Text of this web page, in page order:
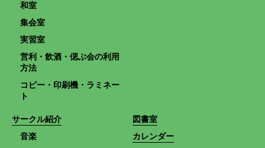
和室
集会室
実習室
営利・飲酒・偲ぶ会の利用
方法
コピー・印刷機・ラミネー
ト
サークル紹介
音楽
図書室
カレンダー